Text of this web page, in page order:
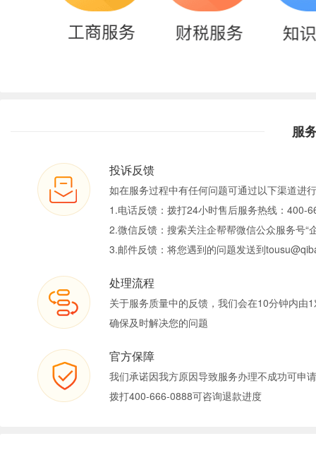
服
投诉反馈
如在服务过程中有任何问题可通过以下渠道进
1.电话反馈：拨打24小时售后服务热线：400-
2.微信反馈：搜索关注企帮帮微信公众服务号“
3.邮件反馈：将您遇到的问题发送到
处理流程
关于服务质量中的反馈，我们会在10分钟内由
确保及时解决您的问题
官方保障
我们承诺因我方原因导致服务办理不成功可申
拨打400-666-0888可咨询退款进度